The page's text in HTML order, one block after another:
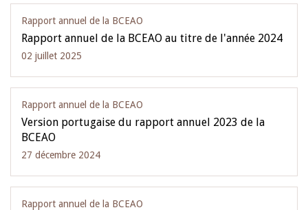
Rapport annuel de la BCEAO
Rapport annuel de la BCEAO au titre de l'année 2024
02 juillet 2025
Rapport annuel de la BCEAO
Version portugaise du rapport annuel 2023 de la
BCEAO
27 décembre 2024
Rapport annuel de la BCEAO